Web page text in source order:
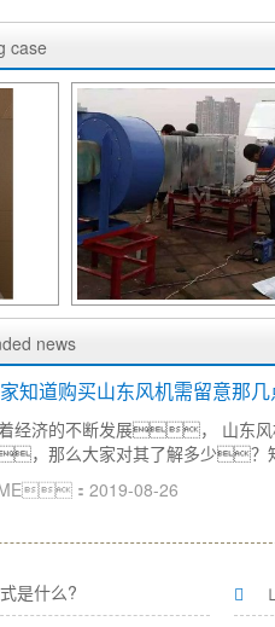
case
news
知道购买山东风机需留意那
经济的不断发展， 山东
，那么大家对其了解多少？
：2019-08-26
是什么?